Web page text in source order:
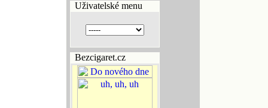
Uživatelské menu
Bezcigaret.cz